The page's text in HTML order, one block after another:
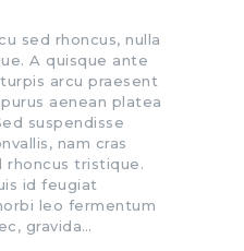
sed rhoncus, nulla
A quisque ante
arcu praesent
aenean platea
suspendisse
nam cras
rhoncus tristique.
id feugiat
leo fermentum
gravida…